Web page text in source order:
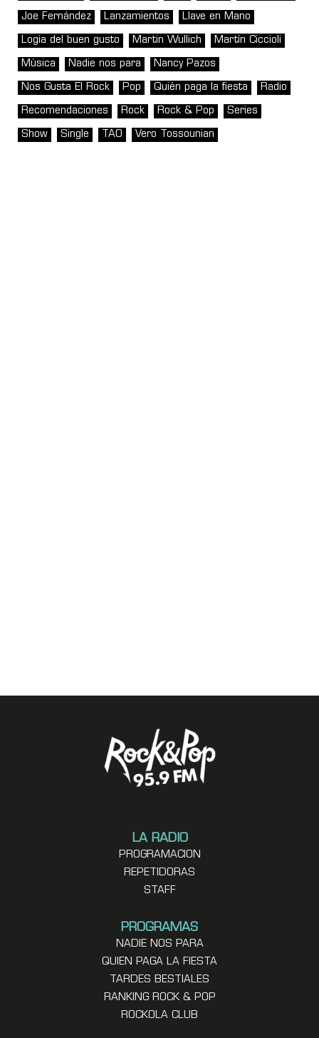
Joe Fernández Lanzamientos Llave en Mano
Logia del buen gusto Martin Wullich Martín Ciccioli
Música Nadie nos para Nancy Pazos
Nos Gusta El Rock Pop Quién paga la fiesta Radio
Recomendaciones Rock Rock & Pop Series
Show Single TAO Vero Tossounian
LA RADIO
PROGRAMACION
REPETIDORAS
STAFF
PROGRAMAS
NADIE NOS PARA
QUIEN PAGA LA FIESTA
TARDES BESTIALES
RANKING ROCK & POP
ROCKOLA CLUB